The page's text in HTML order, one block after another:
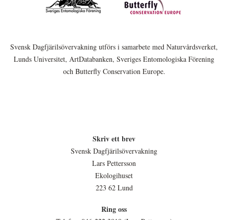
Svensk Dagfjärilsövervakning utförs i samarbete med Naturvårdsverket,
Lunds Universitet, ArtDatabanken, Sveriges Entomologiska Förening
och Butterfly Conservation Europe.
Skriv ett brev
Svensk Dagfjärilsövervakning
Lars Pettersson
Ekologihuset
223 62 Lund
Ring oss